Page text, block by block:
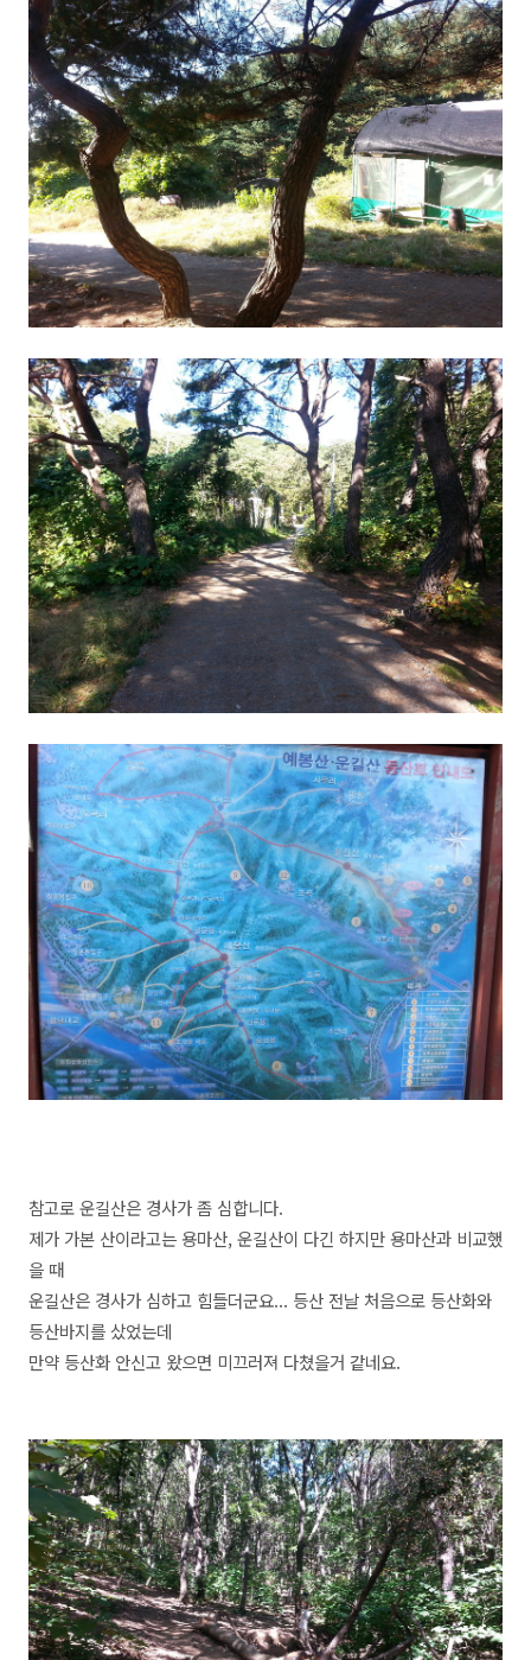
참고로 운길산은 경사가 좀 심합니다.
제가 가본 산이라고는 용마산, 운길산이 다긴 하지만 용마산과 비교했
을 때
운길산은 경사가 심하고 힘들더군요... 등산 전날 처음으로 등산화와
등산바지를 샀었는데
만약 등산화 안신고 왔으면 미끄러져 다쳤을거 같네요.